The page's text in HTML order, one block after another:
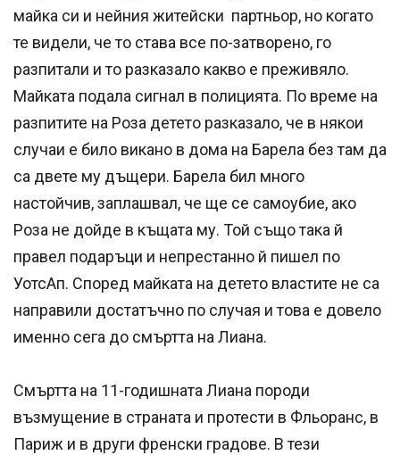
майка си и нейния житейски партньор, но когато
те видели, че то става все по-затворено, го
разпитали и то разказало какво е преживяло.
Майката подала сигнал в полицията. По време на
разпитите на Роза детето разказало, че в някои
случаи е било викано в дома на Барела без там да
са двете му дъщери. Барела бил много
настойчив, заплашвал, че ще се самоубие, ако
Роза не дойде в къщата му. Той също така й
правел подаръци и непрестанно й пишел по
УотсАп. Според майката на детето властите не са
направили достатъчно по случая и това е довело
именно сега до смъртта на Лиана.
Смъртта на 11-годишната Лиана породи
възмущение в страната и протести в Фльоранс, в
Париж и в други френски градове. В тези